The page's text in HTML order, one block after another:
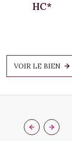
HC*
VOIR LE BIEN